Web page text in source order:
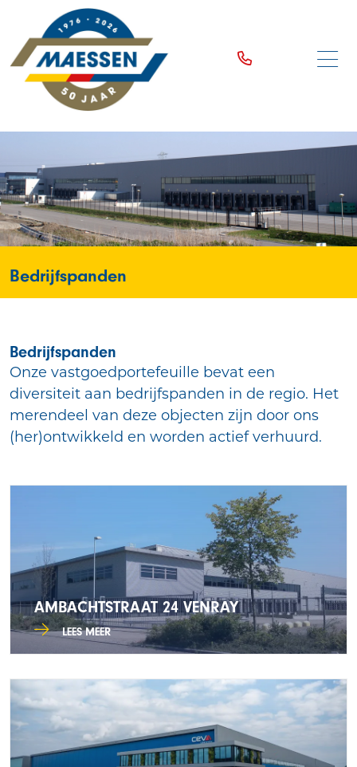
Bedrijfspanden
Bedrijfspanden
Onze vastgoedportefeuille bevat een
diversiteit aan bedrijfspanden in de regio. Het
merendeel van deze objecten zijn door ons
(her)ontwikkeld en worden actief verhuurd.
AMBACHTSTRAAT 24 VENRAY
LEES MEER